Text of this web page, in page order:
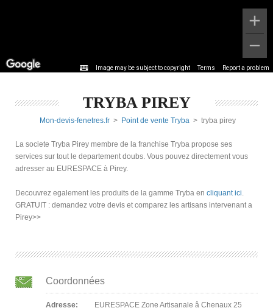
Image may be subject to copyright Terms Report a problem
TRYBA PIREY
Mon-devis-fenetres.fr> Point de vente Tryba > tryba pirey
La societe Tryba Pirey membre de la franchise Tryba propose ses
services sur tout le departement doubs. Vous pouvez directement vous
adresser au EURESPACE à Pirey.
Decouvrez egalement les produits de la gamme Tryba en cliquant ici.
GRATUIT : demandez votre devis et comparez les artisans intervenant a
Pirey>>
Coordonnées
Adresse:
EURESPACE Zone Artisanale â Chenaux 25